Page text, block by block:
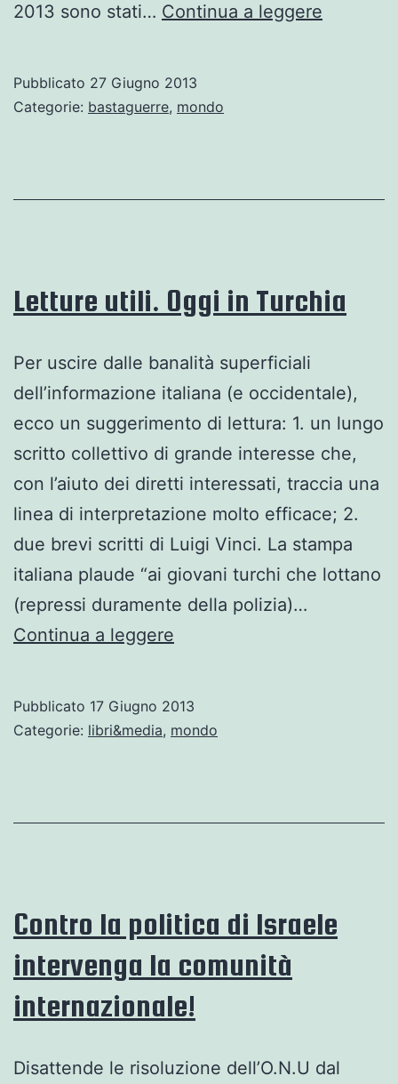
2013 sono stati… Continua a leggere
Pubblicato 27 Giugno 2013
Categorie: bastaguerre, mondo
Letture utili. Oggi in Turchia
Per uscire dalle banalità superficiali
dell’informazione italiana (e occidentale),
ecco un suggerimento di lettura: 1. un lungo
scritto collettivo di grande interesse che,
con l’aiuto dei diretti interessati, traccia una
linea di interpretazione molto efficace; 2.
due brevi scritti di Luigi Vinci. La stampa
italiana plaude “ai giovani turchi che lottano
(repressi duramente della polizia)…
Continua a leggere
in
Pubblicato 17 Giugno 2013
Categorie: libri&media, mondo
Contro la politica di Israele
intervenga la comunità
internazionale!
Disattende le risoluzione dell’O.N.U dal